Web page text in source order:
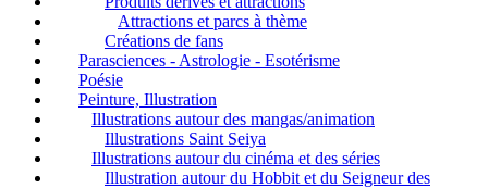
Attractions et parcs à thème
Créations de fans
Parasciences - Astrologie - Esotérisme
Poésie
Peinture, Illustration
Illustrations autour des mangas/animation
Illustrations Saint Seiya
Illustrations autour du cinéma et des séries
Illustration autour du Hobbit et du Seigneur des